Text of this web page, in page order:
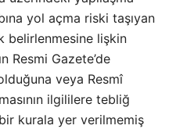
yol açma riski taşıyan
belirlenmesine lişkin
Resmi Gazete’de
veya Resmî
ilgililere tebliğ
kurala yer verilmemiş